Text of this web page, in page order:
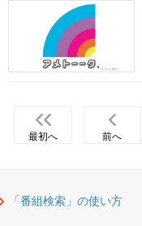
最初へ 前へ
「番組検索」の使い方